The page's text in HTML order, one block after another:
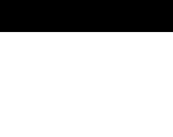
当メディアで提供するコンテンツは、情報